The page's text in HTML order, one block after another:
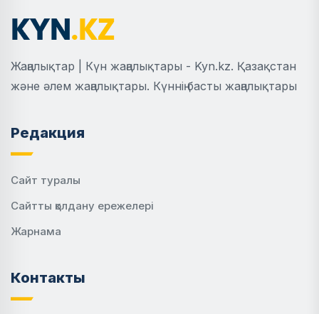
Жаңалықтар | Күн жаңалықтары - Kyn.kz. Қазақстан
және әлем жаңалықтары. Күннің басты жаңалықтары
Редакция
Сайт туралы
Сайтты қолдану ережелері
Жарнама
Контакты